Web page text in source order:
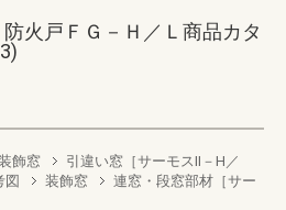
火戸ＦＧ－Ｈ／Ｌ商品カタ
飾窓
引違い窓［サーモスII－H／
図 装飾窓
連窓・段窓部材［サー